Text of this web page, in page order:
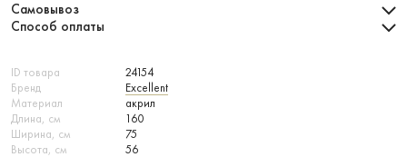
ID товара
24154
Бренд
Excellent
Материал
акрил
Длина, см
160
Ширина, см
75
Высота, см
56
Самовывоз
Способ оплаты